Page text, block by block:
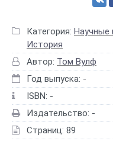
Категория: Научные
История
Автор: Том Вулф
Год выпуска: -
ISBN: -
Издательство: -
Страниц: 89